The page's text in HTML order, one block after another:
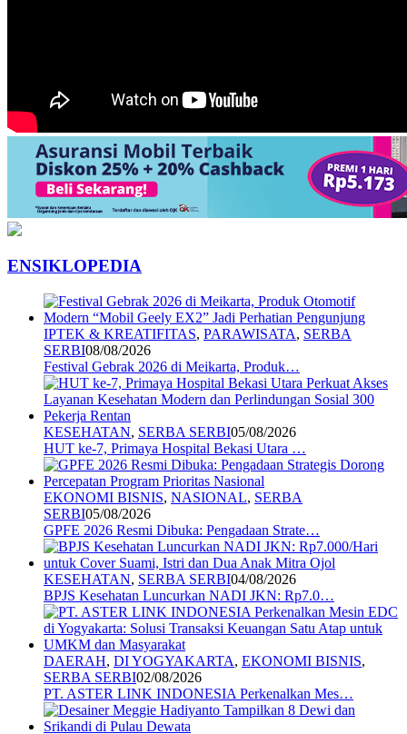
ENSIKLOPEDIA
IPTEK & KREATIFITAS, PARAWISATA, SERBA
SERBI08/08/2026
Festival Gebrak 2026 di Meikarta, Produk…
KESEHATAN, SERBA SERBI05/08/2026
HUT ke-7, Primaya Hospital Bekasi Utara …
EKONOMI BISNIS, NASIONAL, SERBA
SERBI05/08/2026
GPFE 2026 Resmi Dibuka: Pengadaan Strate…
KESEHATAN, SERBA SERBI04/08/2026
BPJS Kesehatan Luncurkan NADI JKN: Rp7.0…
DAERAH, DI YOGYAKARTA, EKONOMI BISNIS,
SERBA SERBI02/08/2026
PT. ASTER LINK INDONESIA Perkenalkan Mes…